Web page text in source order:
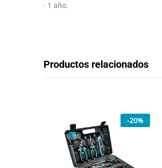
· 1 año.
Productos relacionados
-20%